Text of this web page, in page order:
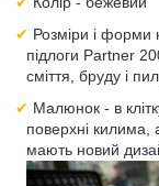
Розміри і форми
підлоги Partner
сміття, бруду і
Малюнок - в
поверхні килима,
мають новий